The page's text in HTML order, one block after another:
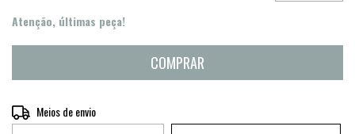
Atenção, últimas peça!
Entregas para o CEP:
Meios de envio